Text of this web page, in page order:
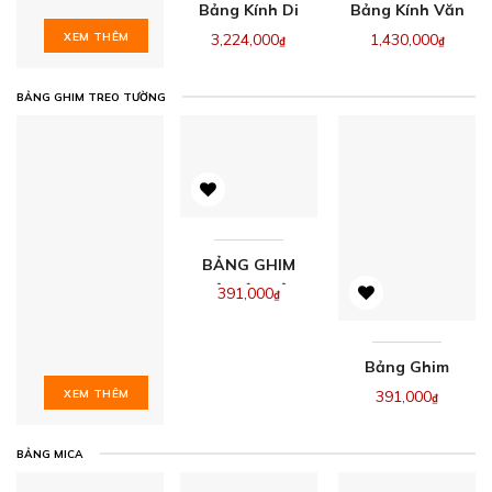
XEM THÊM
Bảng Kính Di
Động
3,224,000₫
Bảng Kính Văn
Phòng Giá Rẻ
1,430,000₫
BẢNG GHIM TREO TƯỜNG
XEM THÊM
BẢNG GHIM
VẢI NỈ – VẢI
391,000₫
Bảng Ghim
Văn Phòng
391,000₫
BẢNG MICA